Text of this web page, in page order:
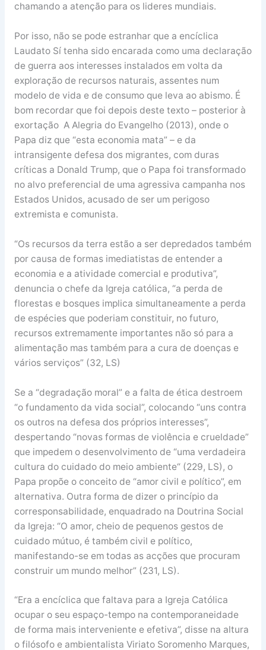
chamando a atenção para os lideres mundiais.
Por isso, não se pode estranhar que a encíclica
Laudato Sí tenha sido encarada como uma declaração
de guerra aos interesses instalados em volta da
exploração de recursos naturais, assentes num
modelo de vida e de consumo que leva ao abismo. É
bom recordar que foi depois deste texto – posterior à
exortação A Alegria do Evangelho (2013), onde o
Papa diz que “esta economia mata” – e da
intransigente defesa dos migrantes, com duras
críticas a Donald Trump, que o Papa foi transformado
no alvo preferencial de uma agressiva campanha nos
Estados Unidos, acusado de ser um perigoso
extremista e comunista.
“Os recursos da terra estão a ser depredados também
por causa de formas imediatistas de entender a
economia e a atividade comercial e produtiva”,
denuncia o chefe da Igreja católica, “a perda de
florestas e bosques implica simultaneamente a perda
de espécies que poderiam constituir, no futuro,
recursos extremamente importantes não só para a
alimentação mas também para a cura de doenças e
vários serviços” (32, LS)
Se a “degradação moral” e a falta de ética destroem
“o fundamento da vida social”, colocando “uns contra
os outros na defesa dos próprios interesses”,
despertando “novas formas de violência e crueldade”
que impedem o desenvolvimento de “uma verdadeira
cultura do cuidado do meio ambiente“ (229, LS), o
Papa propõe o conceito de “amor civil e político”, em
alternativa. Outra forma de dizer o princípio da
corresponsabilidade, enquadrado na Doutrina Social
da Igreja: “O amor, cheio de pequenos gestos de
cuidado mútuo, é também civil e político,
manifestando-se em todas as acções que procuram
construir um mundo melhor” (231, LS).
“Era a encíclica que faltava para a Igreja Católica
ocupar o seu espaço-tempo na contemporaneidade
de forma mais interveniente e efetiva”, disse na altura
o filósofo e ambientalista Viriato Soromenho Marques,